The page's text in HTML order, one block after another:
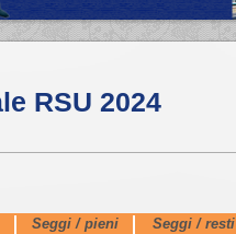
RSU 2024
Seggi / pieni Seggi / resti